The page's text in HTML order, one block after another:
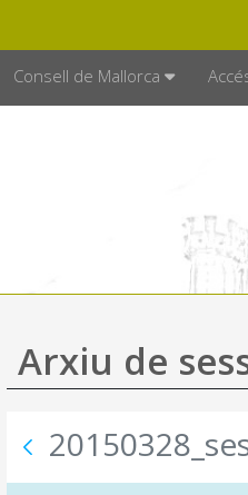
Consell de Mallorca
Arxiu de